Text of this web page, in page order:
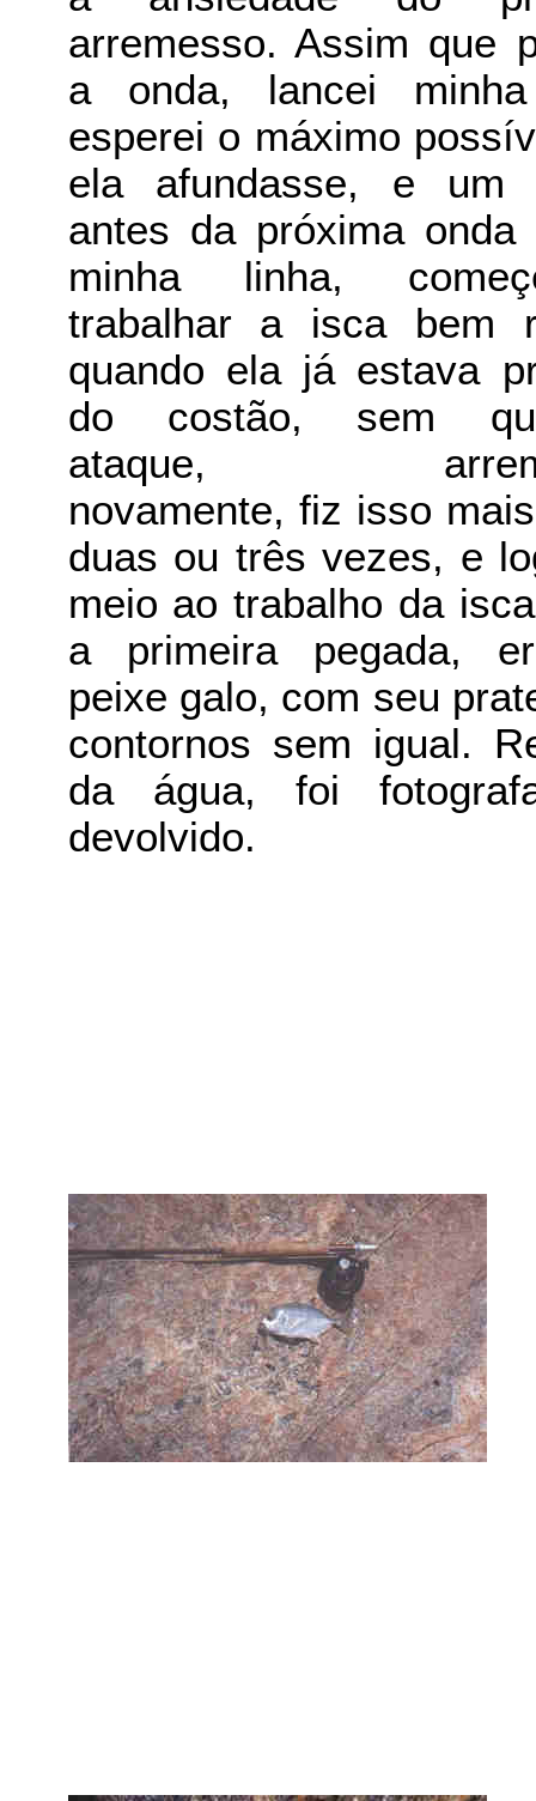
arremesso. Assim que
a onda, lancei
esperei o máximo
ela afundasse, e um
antes da próxima onda
minha linha,
trabalhar a isca bem
quando ela já estava
do costão, sem
ataque,
novamente, fiz isso
duas ou três vezes, e
meio ao trabalho da
a primeira pegada,
peixe galo, com seu
contornos sem igual.
da água, foi
devolvido.